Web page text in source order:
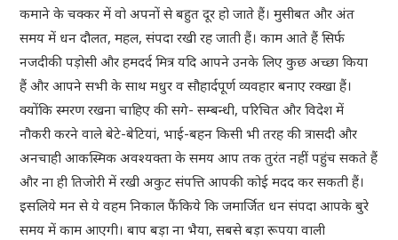
कमाने के चक्कर में वो अपनों से बहुत दूर हो जाते हैं। मुसीबत और अंत
समय में धन दौलत, महल, संपदा रखी रह जाती हैं। काम आते हैं सिर्फ
नजदीकी पड़ोसी और हमदर्द मित्र यदि आपने उनके लिए कुछ अच्छा किया
हैं और आपने सभी के साथ मधुर व सौहार्दपूर्ण व्यवहार बनाए रक्खा हैं।
क्योंकि स्मरण रखना चाहिए की सगे- सम्बन्धी, परिचित और विदेश में
नौकरी करने वाले बेटे-बेटियां, भाई-बहन किसी भी तरह की त्रासदी और
अनचाही आकस्मिक अवश्यक्ता के समय आप तक तुरंत नहीं पहुंच सकते हैं
और ना ही तिजोरी में रखी अकुट संपत्ति आपकी कोई मदद कर सकती हैं।
इसलिये मन से ये वहम निकाल फैंकिये कि जमार्जित धन संपदा आपके बुरे
समय में काम आएगी। बाप बड़ा ना भैया, सबसे बड़ा रूपया वाली